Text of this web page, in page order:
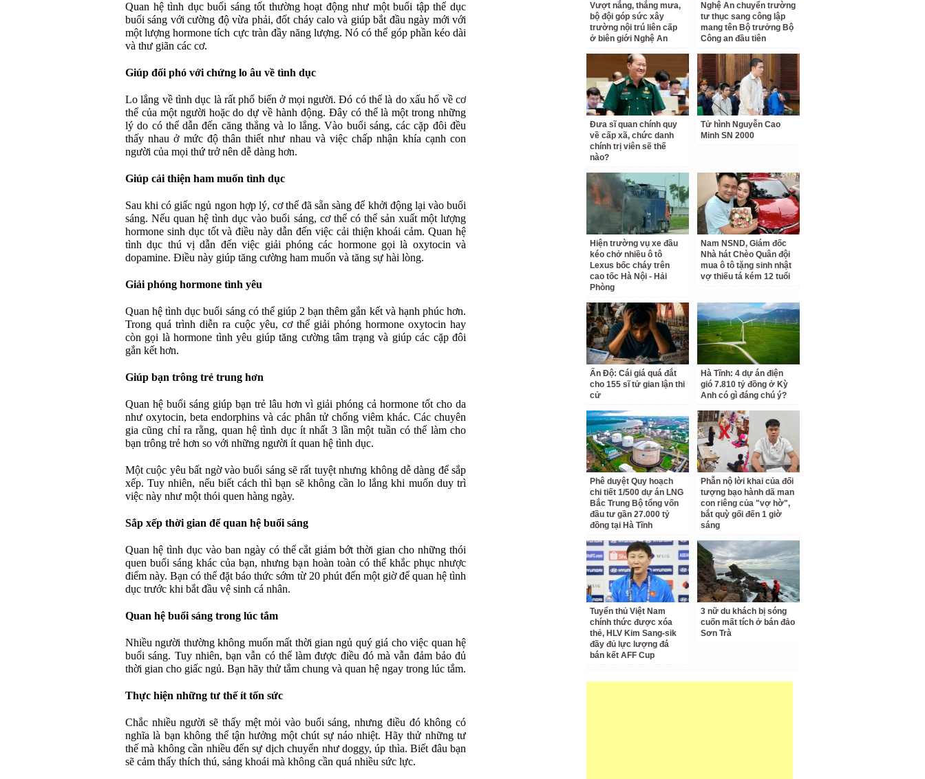
Quan hệ tình dục buổi sáng tốt thường hoạt động như một buổi tập thể dục
buổi sáng với cường độ vừa phải, đốt cháy calo và giúp bắt đầu ngày mới với
một lượng hormone tích cực tràn đầy năng lượng. Nó có thể góp phần kéo dài
và thư giãn các cơ.
Giúp đối phó với chứng lo âu về tình dục
Lo lắng về tình dục là rất phổ biến ở mọi người. Đó có thể là do xấu hổ về cơ
thể của một người hoặc do dự về hành động. Đây có thể là một trong những
lý do có thể dẫn đến căng thẳng và lo lắng. Vào buổi sáng, các cặp đôi đều
thấy nhau ở mức độ thân thiết như nhau và việc chấp nhận khía cạnh con
người của mọi thứ trở nên dễ dàng hơn.
Giúp cải thiện ham muốn tình dục
Sau khi có giấc ngủ ngon hợp lý, cơ thể đã sẵn sàng để khởi động lại vào buổi
sáng. Nếu quan hệ tình dục vào buổi sáng, cơ thể có thể sản xuất một lượng
hormone sinh dục tốt và điều này dẫn đến việc cải thiện khoái cảm. Quan hệ
tình dục thú vị dẫn đến việc giải phóng các hormone gọi là oxytocin và
dopamine. Điều này giúp tăng cường ham muốn và tăng sự hài lòng.
Giải phóng hormone tình yêu
Quan hệ tình dục buổi sáng có thể giúp 2 bạn thêm gắn kết và hạnh phúc hơn.
Trong quá trình diễn ra cuộc yêu, cơ thể giải phóng hormone oxytocin hay
còn gọi là hormone tình yêu giúp tăng cường tâm trạng và giúp các cặp đôi
gắn kết hơn.
Giúp bạn trông trẻ trung hơn
Quan hệ buổi sáng giúp bạn trẻ lâu hơn vì giải phóng cả hormone tốt cho da
như oxytocin, beta endorphins và các phân tử chống viêm khác. Các chuyên
gia cũng chỉ ra rằng, quan hệ tình dục ít nhất 3 lần một tuần có thể làm cho
bạn trông trẻ hơn so với những người ít quan hệ tình dục.
Một cuộc yêu bất ngờ vào buổi sáng sẽ rất tuyệt nhưng không dễ dàng để sắp
xếp. Tuy nhiên, nếu biết cách thì bạn sẽ không cần lo lắng khi muốn duy trì
việc này như một thói quen hàng ngày.
Sắp xếp thời gian để quan hệ buổi sáng
Quan hệ tình dục vào ban ngày có thể cắt giảm bớt thời gian cho những thói
quen buổi sáng khác của bạn, nhưng bạn hoàn toàn có thể khắc phục nhược
điểm này. Bạn có thể đặt báo thức sớm từ 20 phút đến một giờ để quan hệ tình
dục trước khi bắt đầu vệ sinh cá nhân.
Quan hệ buổi sáng trong lúc tắm
Nhiều người thường không muốn mất thời gian ngủ quý giá cho việc quan hệ
buổi sáng. Tuy nhiên, bạn vẫn có thể làm được điều đó mà vẫn đảm bảo đủ
thời gian cho giấc ngủ. Bạn hãy thử tắm chung và quan hệ ngay trong lúc tắm.
Thực hiện những tư thế ít tốn sức
Chắc nhiều người sẽ thấy mệt mỏi vào buổi sáng, nhưng điều đó không có
nghĩa là bạn không thể tận hưởng một chút sự náo nhiệt. Hãy thử những tư
thế mà không cần nhiều đến sự dịch chuyển như doggy, úp thìa. Biết đâu bạn
sẽ cảm thấy thích thú, sảng khoái mà không cần quá nhiều sức lực.
Vượt nắng, thắng mưa,
bộ đội góp sức xây
trường nội trú liên cấp
ở biên giới Nghệ An
Nghệ An chuyển trường
tư thục sang công lập
mang tên Bộ trưởng Bộ
Công an đầu tiên
Đưa sĩ quan chính quy
về cấp xã, chức danh
chính trị viên sẽ thế
nào?
Tử hình Nguyễn Cao
Minh SN 2000
Hiện trường vụ xe đầu
kéo chở nhiều ô tô
Lexus bốc cháy trên
cao tốc Hà Nội - Hải
Phòng
Nam NSND, Giám đốc
Nhà hát Chèo Quân đội
mua ô tô tặng sinh nhật
vợ thiếu tá kém 12 tuổi
Ấn Độ: Cái giá quá đắt
cho 155 sĩ tử gian lận thi
cử
Hà Tĩnh: 4 dự án điện
gió 7.810 tỷ đồng ở Kỳ
Anh có gì đáng chú ý?
Phê duyệt Quy hoạch
chi tiết 1/500 dự án LNG
Bắc Trung Bộ tổng vốn
đầu tư gần 27.000 tỷ
đồng tại Hà Tĩnh
Phẫn nộ lời khai của đối
tượng bạo hành dã man
con riêng của "vợ hờ",
bắt quỳ gối đến 1 giờ
sáng
Tuyển thủ Việt Nam
chính thức được xóa
thẻ, HLV Kim Sang-sik
đầy đủ lực lượng đá
bán kết AFF Cup
3 nữ du khách bị sóng
cuốn mất tích ở bán đảo
Sơn Trà